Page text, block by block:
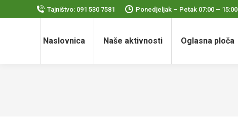
Tajništvo: 091 530 7581 Ponedjeljak – Petak 07:00 – 15:00
Naslovnica Naše aktivnosti Oglasna ploča